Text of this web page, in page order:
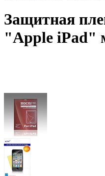
Защитная
"Apple iPad"